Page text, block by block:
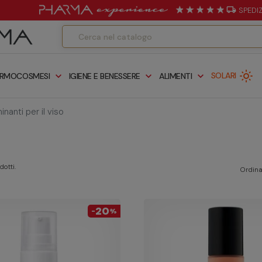
local_shipping
expand_more IGIENE E BENESSERE expand_more ALIMENTI expand_more SOLARI light_mode
per il viso
-20%